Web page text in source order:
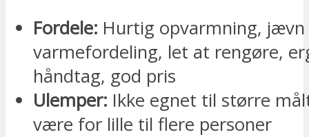
Fordele: Hurtig opvarmning, jævn
varmefordeling, let at rengøre,
håndtag, god pris
Ulemper: Ikke egnet til større
være for lille til flere personer